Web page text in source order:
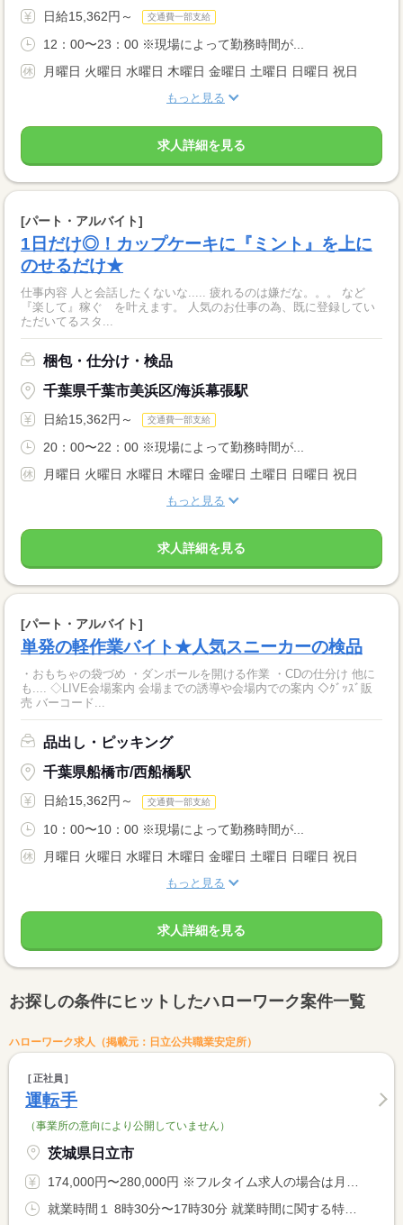
日給15,362円～ 交通費一部支給
12：00〜23：00 ※現場によって勤務時間が...
月曜日 火曜日 水曜日 木曜日 金曜日 土曜日 日曜日 祝日
もっと見る
求人詳細を見る
[パート・アルバイト]
1日だけ◎！カップケーキに『ミント』を上に
のせるだけ★
仕事内容 人と会話したくないな..... 疲れるのは嫌だな。。。 など
『楽して』稼ぐ を叶えます。 人気のお仕事の為、既に登録してい
ただいてるスタ...
梱包・仕分け・検品
千葉県千葉市美浜区/海浜幕張駅
日給15,362円～ 交通費一部支給
20：00〜22：00 ※現場によって勤務時間が...
月曜日 火曜日 水曜日 木曜日 金曜日 土曜日 日曜日 祝日
もっと見る
求人詳細を見る
[パート・アルバイト]
単発の軽作業バイト★人気スニーカーの検品
・おもちゃの袋づめ ・ダンボールを開ける作業 ・CDの仕分け 他に
も.... ◇LIVE会場案内 会場までの誘導や会場内での案内 ◇ｸﾞｯｽﾞ販
売 バーコード...
品出し・ピッキング
千葉県船橋市/西船橋駅
日給15,362円～ 交通費一部支給
10：00〜10：00 ※現場によって勤務時間が...
月曜日 火曜日 水曜日 木曜日 金曜日 土曜日 日曜日 祝日
もっと見る
求人詳細を見る
お探しの条件にヒットしたハローワーク案件一覧
ハローワーク求人（掲載元：日立公共職業安定所）
正社員
運転手
（事業所の意向により公開していません）
茨城県日立市
174,000円〜280,000円 ※フルタイム求人の場合は月額（換算額）、パート求人の場合は時間額を表示しています。